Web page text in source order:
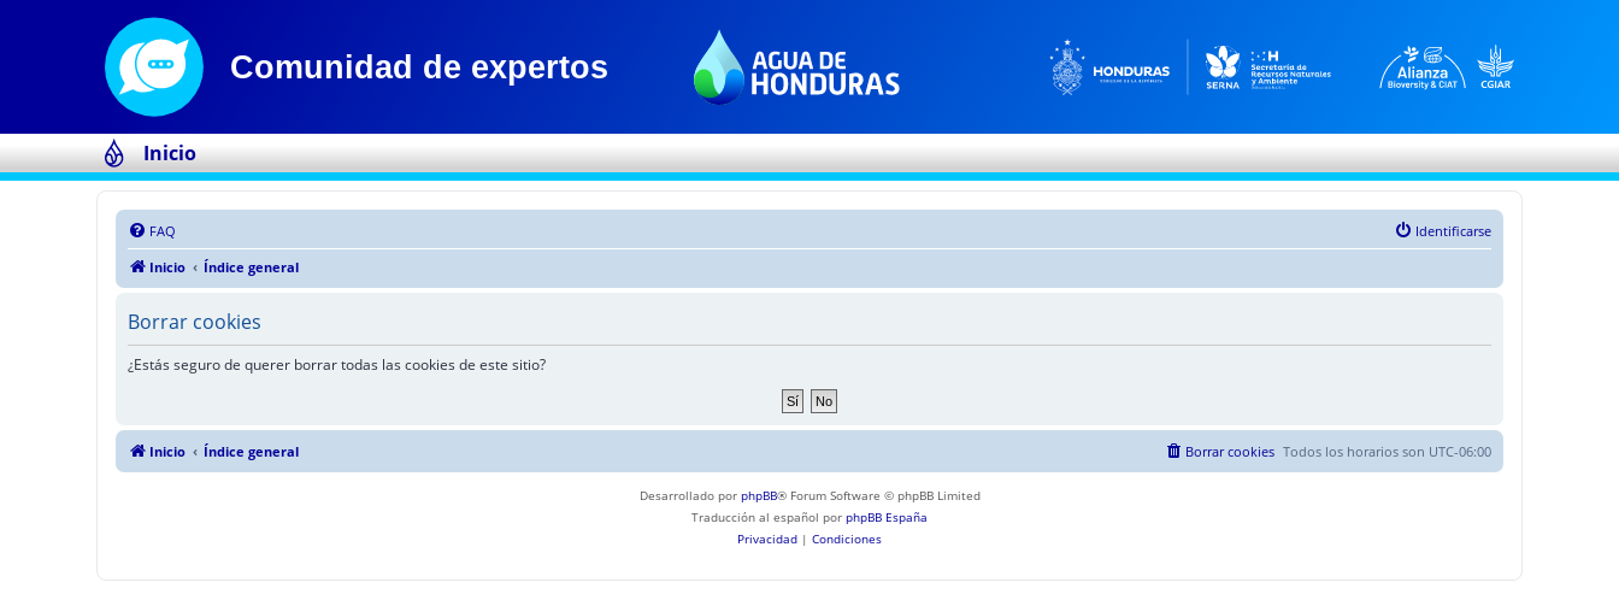
Inicio
FAQ
Identificarse
Inicio
Índice general
Borrar cookies
¿Estás seguro de querer borrar todas las cookies de este sitio?
Inicio Índice general Todos los horarios son UTC-06:00
Borrar cookies
Desarrollado por phpBB® Forum Software © phpBB Limited
Traducción al español por phpBB España
Privacidad | Condiciones